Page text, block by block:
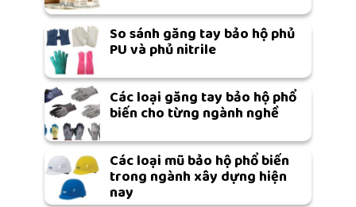
So sánh găng tay bảo hộ phủ
PU và phủ nitrile
Các loại găng tay bảo hộ phổ
biến cho từng ngành nghề
Các loại mũ bảo hộ phổ biến
trong ngành xây dựng hiện
nay